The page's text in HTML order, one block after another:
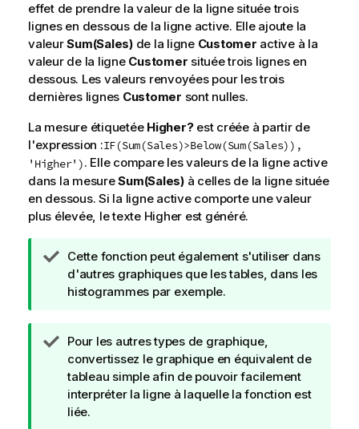
effet de prendre la valeur de la ligne située trois
lignes en dessous de la ligne active. Elle ajoute la
valeurSum(Sales)de la ligne Customer active à la
valeur de la ligne Customer située trois lignes en
dessous. Les valeurs renvoyées pour les trois
dernières lignes Customer sont nulles.
La mesure étiquetée Higher?est créée à partir de
l'expression :IF(Sum(Sales)>Below(Sum(Sales)),
'Higher'). Elle compare les valeurs de la ligne active
dans la mesureSum(Sales)à celles de la ligne située
en dessous. Si la ligne active comporte une valeur
plus élevée, le texte Higher est généré.
N
o
t
o
n
s
e
i
Cette fonction peut également s'utiliser dans
d'autres graphiques que les tables, dans les
histogrammes par exemple.
N
o
t
e
C
Pour les autres types de graphique,
convertissez le graphique en équivalent de
tableau simple afin de pouvoir facilement
interpréter la ligne à laquelle la fonction est
liée.